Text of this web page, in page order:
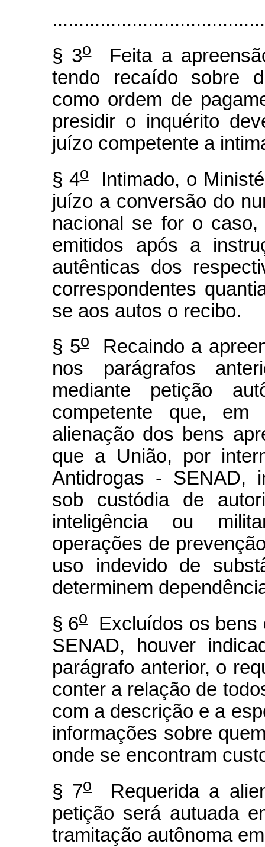
§ 3oFeita a
tendo recaído sobre
como ordem de
presidir o inquérito
juízo competente a
§ 4oIntimado, o
juízo a conversão do
nacional se for o
emitidos após a
autênticas dos
correspondentes
se aos autos o recibo.
§ 5oRecaindo a
nos parágrafos
mediante petição
competente que, em
alienação dos bens
que a União, por
Antidrogas - SENAD,
sob custódia de
inteligência ou
operações de
uso indevido de
determinem
§ 6oExcluídos os bens
SENAD, houver
parágrafo anterior, o
conter a relação de
com a descrição e a
informações sobre
onde se encontram
§ 7oRequerida a
petição será autuada
tramitação autônoma